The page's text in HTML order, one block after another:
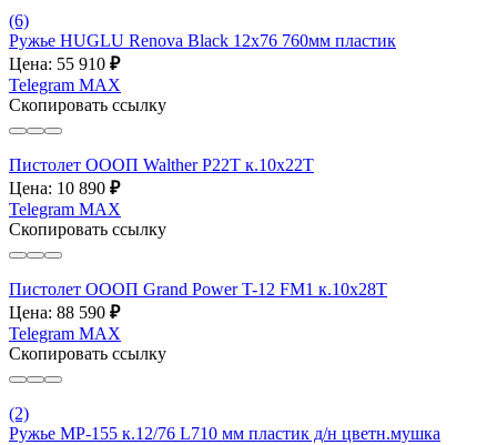
(6)
Ружье HUGLU Renova Black 12x76 760мм пластик
Цена: 55 910 ₽
Telegram MAX
Скопировать ссылку
Пистолет ОООП Walther P22T к.10х22Т
Цена: 10 890 ₽
Telegram MAX
Скопировать ссылку
Пистолет ОООП Grand Power T-12 FM1 к.10х28Т
Цена: 88 590 ₽
Telegram MAX
Скопировать ссылку
(2)
Ружье МР-155 к.12/76 L710 мм пластик д/н цветн.мушка